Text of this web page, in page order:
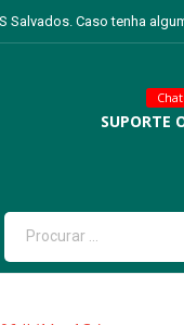
Salvados. Caso tenha
SUPORTE